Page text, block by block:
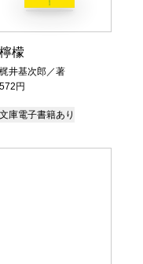
檸檬
梶井基次郎／著
572円
文庫電子書籍あり